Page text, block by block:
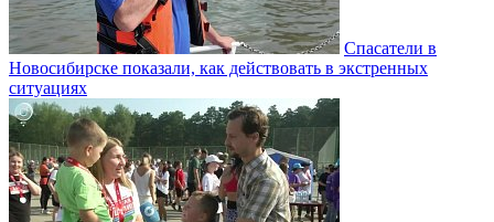
Спасатели в
Новосибирске показали, как действовать в экстренных
ситуациях